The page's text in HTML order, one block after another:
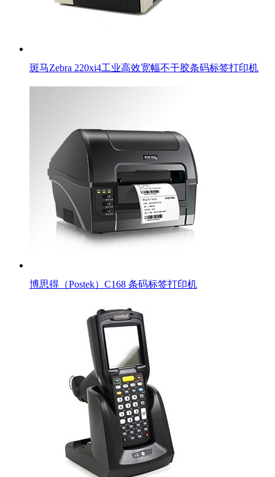
斑马Zebra 220xi4工业高效宽幅不干胶条码标签打印机
博思得（Postek）C168 条码标签打印机